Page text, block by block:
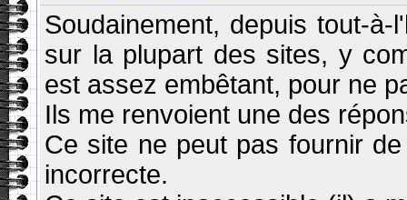
Soudainement, depuis tout-
sur la plupart des sites, y
est assez embêtant, pour ne
Ils me renvoient une des
Ce site ne peut pas fournir
incorrecte.